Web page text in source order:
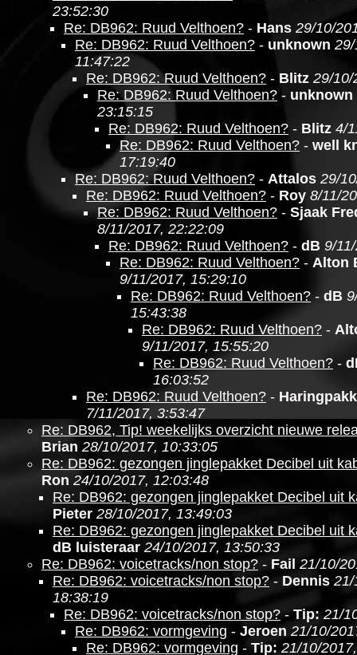
23:52:30
Re: DB962: Ruud Velthoen? - Hans 29/10/
Re: DB962: Ruud Velthoen? - unknown
11:47:22
Re: DB962: Ruud Velthoen? - Blitz 29/10/
Re: DB962: Ruud Velthoen? - unknown
23:15:15
Re: DB962: Ruud Velthoen? - Blitz 4/
Re: DB962: Ruud Velthoen? - well
17:19:40
Re: DB962: Ruud Velthoen? - Attalos 29/
Re: DB962: Ruud Velthoen? - Roy 8/11/
Re: DB962: Ruud Velthoen? - Sjaak
8/11/2017, 22:22:09
Re: DB962: Ruud Velthoen? - dB 9/
Re: DB962: Ruud Velthoen? - Alton
9/11/2017, 15:29:10
Re: DB962: Ruud Velthoen? - dB
15:43:38
Re: DB962: Ruud Velthoen? -
9/11/2017, 15:55:20
Re: DB962: Ruud Velthoen? -
16:03:52
Re: DB962: Ruud Velthoen? -
7/11/2017, 3:53:47
Re: DB962, Tip! weekelijks overzicht nieuwe
Brian 28/10/2017, 10:33:05
Re: DB962: gezongen jinglepakket Decibel uit
Ron 24/10/2017, 12:03:48
Re: DB962: gezongen jinglepakket Decibel uit
Pieter 28/10/2017, 13:49:03
Re: DB962: gezongen jinglepakket Decibel uit
dB luisteraar 24/10/2017, 13:50:33
Re: DB962: voicetracks/non stop? - Fail 21/10/
Re: DB962: voicetracks/non stop? - Dennis 21/
18:38:19
Re: DB962: voicetracks/non stop? - Tip: 21/
Re: DB962: vormgeving - Jeroen 21/10/
Re: DB962: vormgeving - Tip: 21/10/